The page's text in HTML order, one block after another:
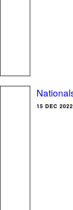
15 DEC 2022